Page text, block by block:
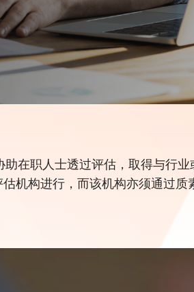
助在职人士透过评估，取得与行
机构进行，而该机构亦须通过质